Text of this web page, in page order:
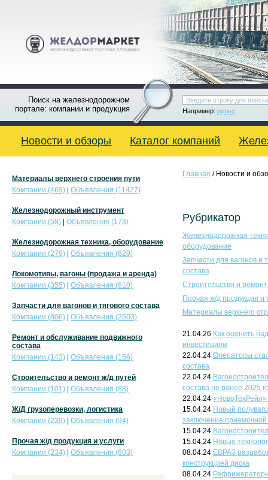
Поиск на железнодорожном
портале: компании и продукция
Например: рельс
Новости и обзоры Каталог компаний
Главная / Новости и
Рубрикатор
Железнодорожная
оборудование
Запчасти для вагонов и
состава
Строительство и
Прочая ж/д продукция и
Материалы верхнего
21.04.26 Как оценить
инвестициям
22.04.24 Операторы
состава
22.04.24
состава не ранее 2025
22.04.24 «НовоТехРейл»
15.04.24 Новый
заключение приемочной
15.04.24
15.04.24 Новые
08.04.24 ЕВРАЗ
конструкцией диска
08.04.24
Материалы верхнего строения пути
Компании (469)
Объявления (11427)
Железнодорожный инструмент
Компании (58)
Объявления (173)
Железнодорожная техника, оборудование
Компании (279)
Объявления (629)
Локомотивы, вагоны (продажа и аренда)
Компании (355)
Объявления (610)
Запчасти для вагонов и тягового состава
Компании (806)
Объявления (2503)
Ремонт и обслуживание подвижного
состава
Компании (143)
Объявления (156)
Строительство и ремонт ж/д путей
Компании (101)
Объявления (88)
Ж/Д грузоперевозки, логистика
Компании (239)
Объявления (94)
Прочая ж/д продукция и услуги
Компании (234)
Объявления (603)